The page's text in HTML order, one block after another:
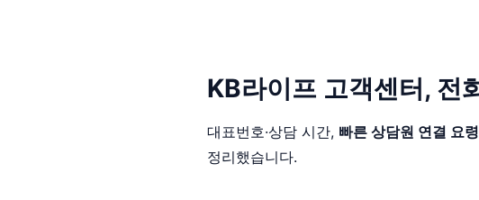
KB라이프 고객센터, 전
대표번호·상담 시간, 빠른 상담원 연결 요령
정리했습니다.